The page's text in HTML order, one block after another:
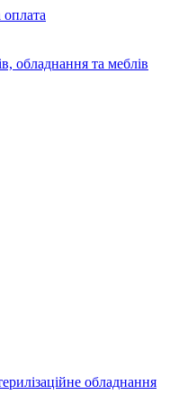
оплата
обладнання